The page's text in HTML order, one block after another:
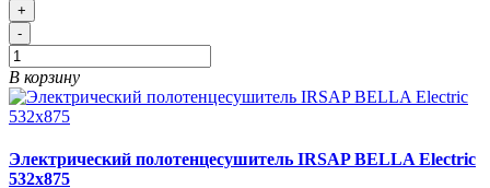
+
-
В корзину
Электрический полотенцесушитель IRSAP BELLA Electric
532х875